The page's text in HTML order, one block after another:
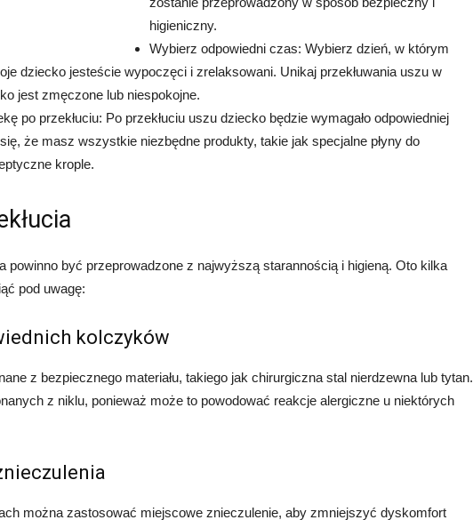
higieniczny.
Wybierz odpowiedni czas: Wybierz dzień, w którym
dziecko jesteście wypoczęci i zrelaksowani. Unikaj przekłuwania uszu w
jest zmęczone lub niespokojne.
po przekłuciu: Po przekłuciu uszu dziecko będzie wymagało odpowiedniej
że masz wszystkie niezbędne produkty, takie jak specjalne płyny do
krople.
powinno być przeprowadzone z najwyższą starannością i higieną. Oto kilka
pod uwagę:
kolczyków
z bezpiecznego materiału, takiego jak chirurgiczna stal nierdzewna lub tytan.
z niklu, ponieważ może to powodować reakcje alergiczne u niektórych
można zastosować miejscowe znieczulenie, aby zmniejszyć dyskomfort